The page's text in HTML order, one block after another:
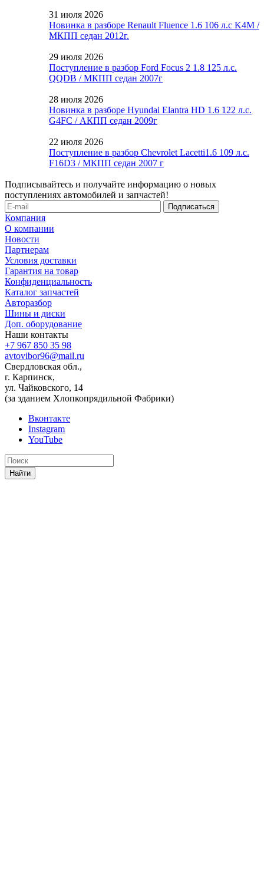
31 июля 2026
Новинка в разборе Renault Fluence 1.6 106 л.с K4M /
МКПП седан 2012г.
29 июля 2026
Поступление в разбор Ford Focus 2 1.8 125 л.с.
QQDB / МКПП седан 2007г
28 июля 2026
Новинка в разборе Hyundai Elantra HD 1.6 122 л.с.
G4FC / АКПП седан 2009г
22 июля 2026
Поступление в разбор Chevrolet Lacetti1.6 109 л.с.
F16D3 / МКПП седан 2007 г
Подписывайтесь и получайте информацию о новых
поступлениях автомобилей и запчастей!
Компания
О компании
Новости
Партнерам
Условия доставки
Гарантия на товар
Конфиденциальность
Каталог запчастей
Авторазбор
Шины и диски
Доп. оборудование
Наши контакты
+7 967 850 35 98
avtovibor96@mail.ru
Свердловская обл.,
г. Карпинск,
ул. Чайковского, 14
(за зданием Хлопкопрядильной Фабрики)
Вконтакте
Instagram
YouTube
Найти